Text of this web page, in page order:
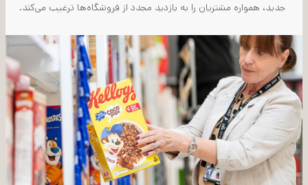
جدید، همواره مشتریان را به بازدید مجدد از فروشگاه‌ها ترغیب می‌کند.